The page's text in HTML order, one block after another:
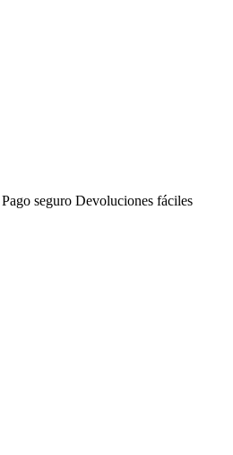
Pago seguro Devoluciones fáciles